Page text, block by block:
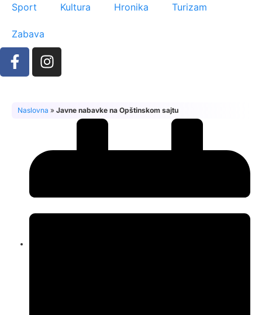
Sport Kultura Hronika Turizam
Zabava
Naslovna » Javne nabavke na Opštinskom sajtu